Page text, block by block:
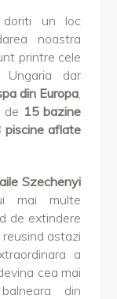
un loc
noastra
printre cele
dar
din Europa
de 15 bazine
piscine aflate
Szechenyi
mai multe
de extindere
astazi
a
cea mai
din